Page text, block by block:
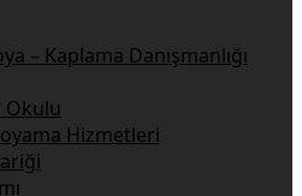
– Kaplama Danışmanlığı
Okulu
Hizmetleri